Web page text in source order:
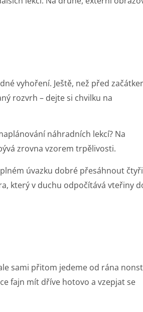
vyhoření. Ještě, než před
rozvrh – dejte si chvilku na
náhradních lekcí? Na
zrovna vzorem trpělivosti.
úvazku dobré přesáhnout
který v duchu odpočítává vteřiny
sami přitom jedeme od rána
fajn mít dříve hotovo a vzepjat se